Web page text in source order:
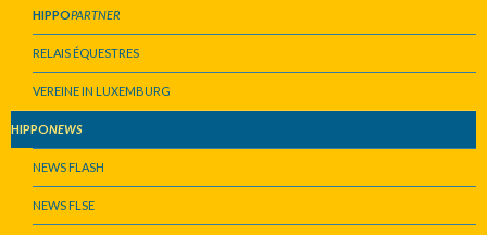
HIPPOPARTNER
RELAIS ÉQUESTRES
VEREINE IN LUXEMBURG
HIPPONEWS
NEWS FLASH
NEWS FLSE